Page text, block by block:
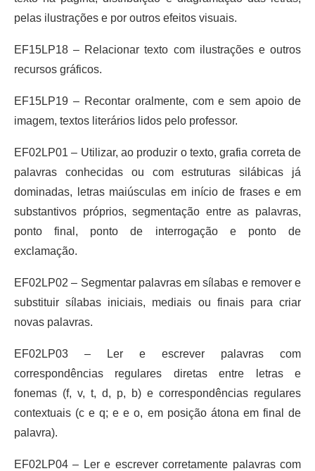
pelas ilustrações e por outros efeitos visuais.
EF15LP18 – Relacionar texto com ilustrações e outros
recursos gráficos.
EF15LP19 – Recontar oralmente, com e sem apoio de
imagem, textos literários lidos pelo professor.
EF02LP01 – Utilizar, ao produzir o texto, grafia correta de
palavras conhecidas ou com estruturas silábicas já
dominadas, letras maiúsculas em início de frases e em
substantivos próprios, segmentação entre as palavras,
ponto final, ponto de interrogação e ponto de
exclamação.
EF02LP02 – Segmentar palavras em sílabas e remover e
substituir sílabas iniciais, mediais ou finais para criar
novas palavras.
EF02LP03 – Ler e escrever palavras com
correspondências regulares diretas entre letras e
fonemas (f, v, t, d, p, b) e correspondências regulares
contextuais (c e q; e e o, em posição átona em final de
palavra).
EF02LP04 – Ler e escrever corretamente palavras com